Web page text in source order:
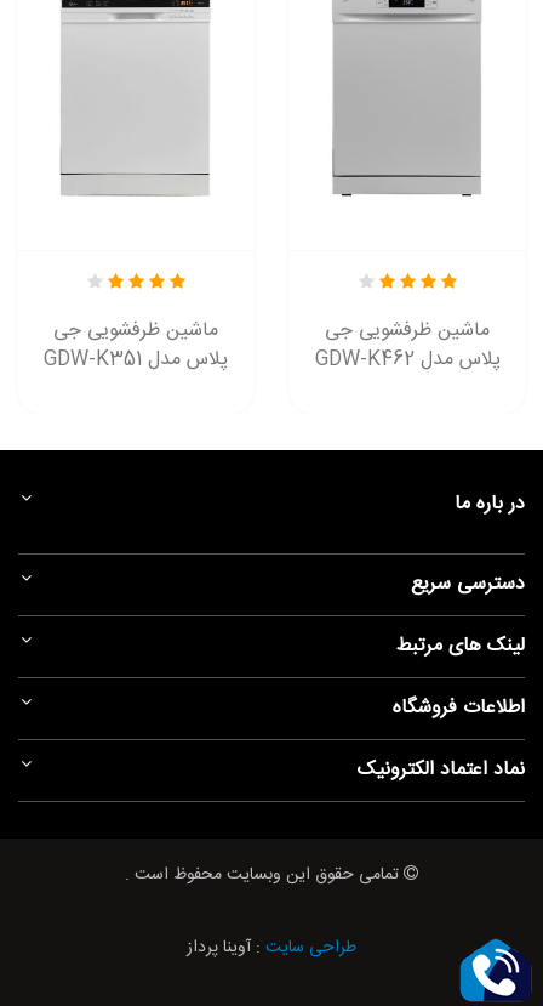
ماشین ظرفشویی جی
پلاس مدل GDW-K351
ماشین ظرفشویی جی
پلاس مدل GDW-K462
در باره ما
دسترسی سریع
لینک های مرتبط
اطلاعات فروشگاه
نماد اعتماد الکترونیک
تمامی حقوق این وبسایت محفوظ است .
طراحی سایت : آوینا پرداز